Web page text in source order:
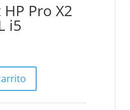
Pro X2
i5